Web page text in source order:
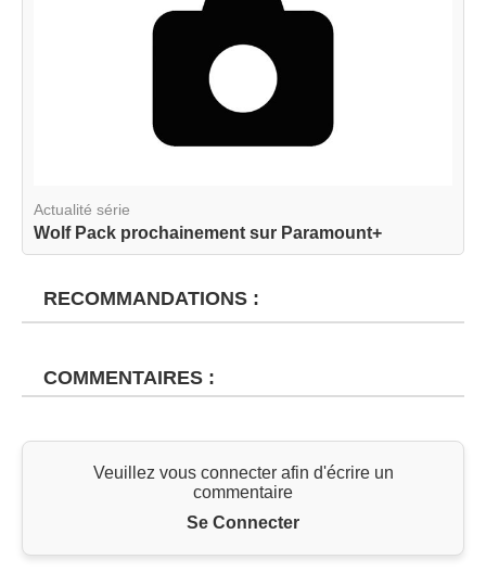
Actualité série
Wolf Pack prochainement sur Paramount+
RECOMMANDATIONS :
COMMENTAIRES :
Veuillez vous connecter afin d'écrire un
commentaire
Se Connecter